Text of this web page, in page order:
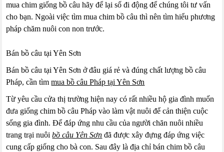
mua chim giống bồ câu hãy để lại số đi động để chúng tôi tư vấn
cho bạn. Ngoài việc tìm mua chim bồ câu thì nên tìm hiểu phương
pháp chăm nuôi con non trước.
Bán bồ câu tại Yên Sơn
Bán bồ câu tại Yên Sơn ở đâu giá rẻ và đúng chất lượng bồ câu
Pháp, cần tìmmua bồ câu Pháp tại Yên Sơn
Từ yêu cầu cửa thị trường hiện nay có rất nhiều hộ gia đình muốn
đưa giống chim bồ câu Pháp vào làm vật nuôi để cản thiện cuộc
sống gia đình. Để đáp ứng nhu cầu của người chăn nuôi nhiều
trang trại nuôibồ câu Yên Sơn đã được xây đựng đáp ứng việc
cung cấp giống cho bà con. Sau đây là địa chỉ bán chim bồ câu